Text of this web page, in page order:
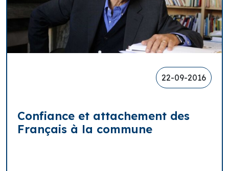
22-09-2016
Confiance et attachement des
Français à la commune